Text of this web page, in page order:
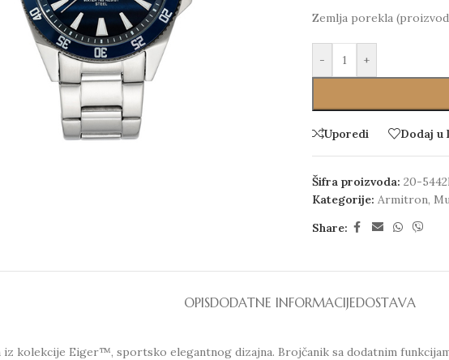
Zemlja porekla
- +
Uporedi Dodaj u
Šifra proizvoda: 20-
Kategorije: Armitron,
Share:
OPISDODATNE INFORMACIJEDOSTAVA
kolekcije Eiger™, sportsko elegantnog dizajna. Brojčanik sa dodatnim